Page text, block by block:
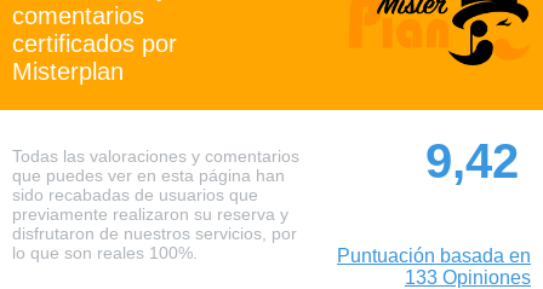
comentarios
certificados por
Misterplan
Todas las valoraciones y comentarios
que puedes ver en esta página han
sido recabadas de usuarios que
previamente realizaron su reserva y
disfrutaron de nuestros servicios, por
lo que son reales 100%.
9,42
Puntuación basada en
133 Opiniones